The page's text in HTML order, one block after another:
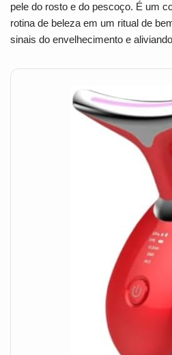
pele do rosto e do pescoço. É um
rotina de beleza em um ritual de
sinais do envelhecimento e